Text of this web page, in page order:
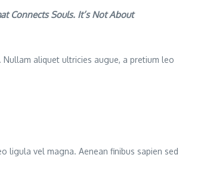
Connects Souls. It’s Not About
aliquet ultricies augue, a pretium leo
ligula vel magna. Aenean finibus sapien sed